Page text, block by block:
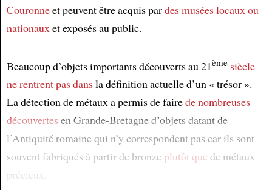
Couronneet peuvent être acquis pardes musées locaux ou
nationaux et exposés au public.
Beaucoup d’objets importants découverts au 21ème siècle
ne rentrent pas dansla définition actuelle d’un « trésor ».
La détection de métaux a permis de fairede nombreuses
découvertes en Grande-Bretagne d’objets datant de
l’Antiquité romaine qui n’y correspondent pas car ils sont
souvent fabriqués à partir de bronze plutôt que de métaux
précieux.